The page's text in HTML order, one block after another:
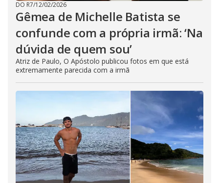
DO R7/12/02/2026
Gêmea de Michelle Batista se
confunde com a própria irmã: ‘Na
dúvida de quem sou’
Atriz de Paulo, O Apóstolo publicou fotos em que está
extremamente parecida com a irmã